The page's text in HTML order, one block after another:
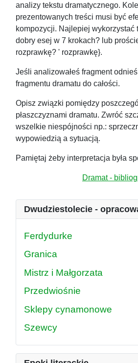
analizy tekstu dramatycznego.
prezentowanych treści musi być
kompozycji. Najlepiej wykorzystać
dobry esej w 7 krokach? lub
rozprawkę? ' rozprawkę}.
Jeśli analizowałeś fragment
fragmentu dramatu do całości.
Opisz związki pomiędzy
płaszczyznami dramatu. Zwróć
wszelkie niespójności np.:
wypowiedzią a sytuacją.
Pamiętaj żeby interpretacja była
Dramat -
Dwudziestolecie -
Ferdydurke
Granica
Mistrz i Małgorzata
Przedwiośnie
Sklepy cynamonowe
Szewcy